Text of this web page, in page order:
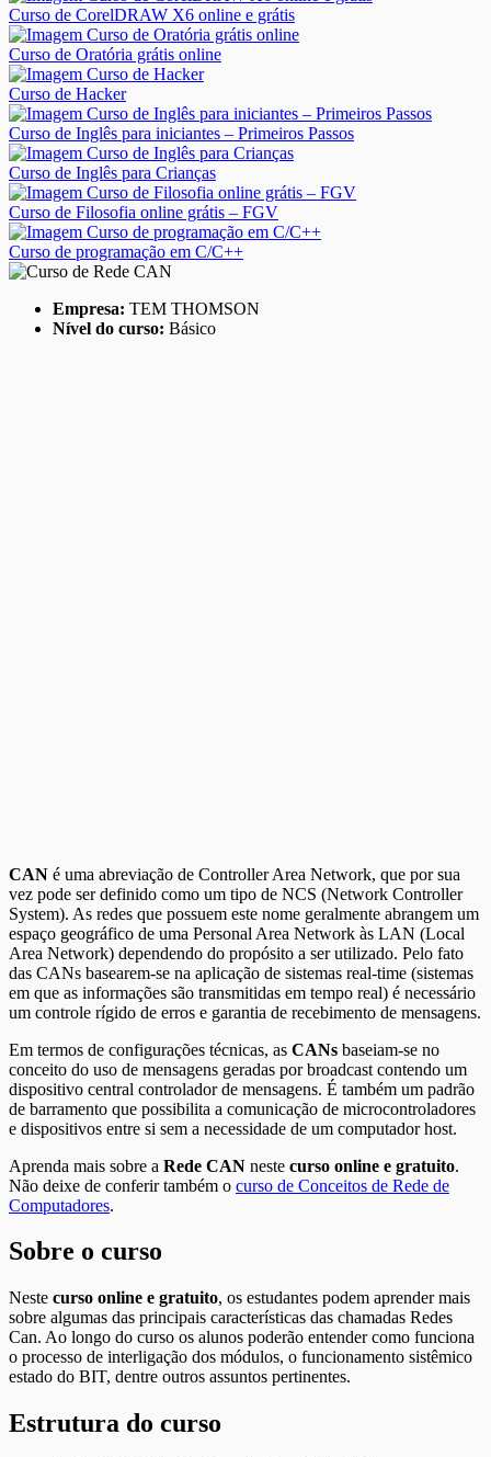
Curso de CorelDRAW X6 online e grátis
Curso de Oratória grátis online
Curso de Hacker
Curso de Inglês para iniciantes – Primeiros Passos
Curso de Inglês para Crianças
Curso de Filosofia online grátis – FGV
Curso de programação em C/C++
Empresa: TEM THOMSON
Nível do curso: Básico
CAN é uma abreviação de Controller Area Network, que por sua
vez pode ser definido como um tipo de NCS (Network Controller
System). As redes que possuem este nome geralmente abrangem um
espaço geográfico de uma Personal Area Network às LAN (Local
Area Network) dependendo do propósito a ser utilizado. Pelo fato
das CANs basearem-se na aplicação de sistemas real-time (sistemas
em que as informações são transmitidas em tempo real) é necessário
um controle rígido de erros e garantia de recebimento de mensagens.
Em termos de configurações técnicas, as CANs baseiam-se no
conceito do uso de mensagens geradas por broadcast contendo um
dispositivo central controlador de mensagens. É também um padrão
de barramento que possibilita a comunicação de microcontroladores
e dispositivos entre si sem a necessidade de um computador host.
Aprenda mais sobre a Rede CAN neste curso online e gratuito.
Não deixe de conferir também o curso de Conceitos de Rede de
Computadores.
Sobre o curso
Neste curso online e gratuito, os estudantes podem aprender mais
sobre algumas das principais características das chamadas Redes
Can. Ao longo do curso os alunos poderão entender como funciona
o processo de interligação dos módulos, o funcionamento sistêmico
estado do BIT, dentre outros assuntos pertinentes.
Estrutura do curso